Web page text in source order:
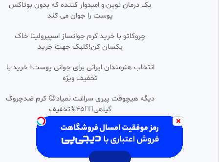
یک درمان نوین و امیدوار کننده که بدون بوتاکس
پوست را جوان می کند
چروکاتو با خرید کرم جوانساز اسپیرولینا خاک
یکسان کن!کلیک جهت خرید
انتخاب هنرمندان ایرانی برای جوانی پوست! خرید با
تخفیف ویژه
دیگه هیچوقت پیری سراغت نمیاد😉 کرم ضدچروک
گیاهی👈🏻45%تخفیف